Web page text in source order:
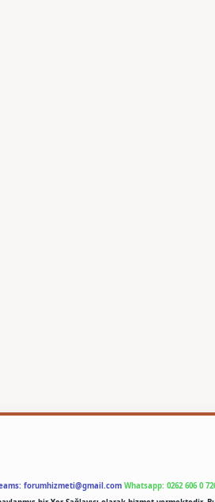
forumhizmeti@gmail.com Whatsapp: 0262 606 0